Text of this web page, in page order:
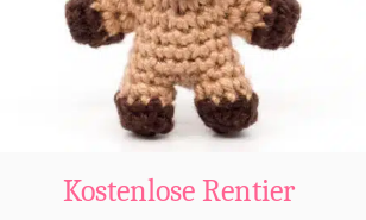
u
m
i
B
b
Kostenlose Rentier